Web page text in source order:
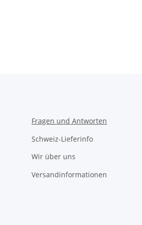
Fragen und Antworten
Schweiz-Lieferinfo
Wir über uns
Versandinformationen